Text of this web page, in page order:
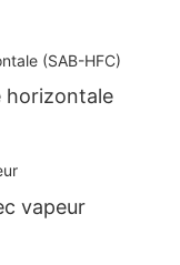
horizontale
vapeur